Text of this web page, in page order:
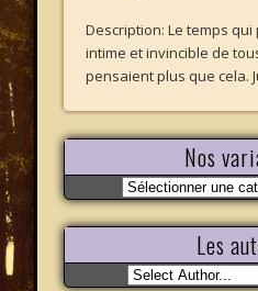
Description: Le temps qui
intime et invincible de
pensaient plus que cela.
Nos
Nos
variations
Les